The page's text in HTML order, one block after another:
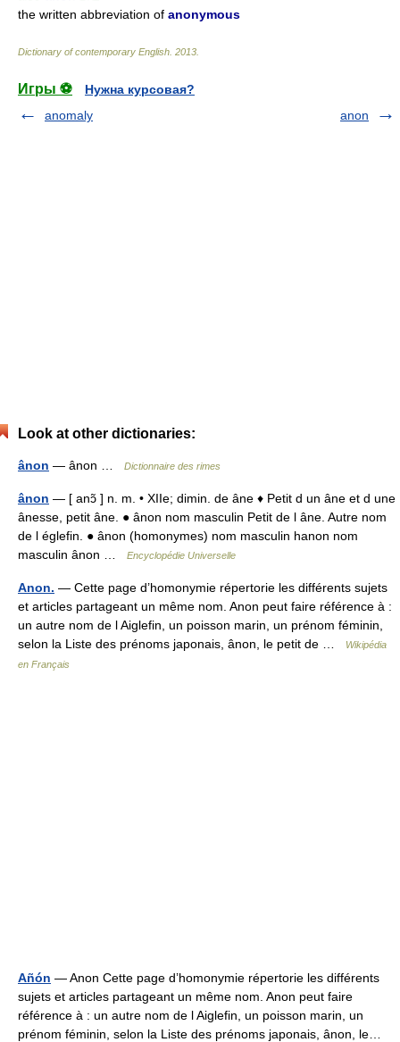
the written abbreviation of anonymous
Dictionary of contemporary English 2013
Игры ⚽
Нужна курсовая?
anomaly
anon
Look at other dictionaries:
ânon — ânon … Dictionnaire des rimes
ânon — [ anɔ̃ ] n. m. • XIIe; dimin. de âne ♦ Petit d un âne et d une
ânesse, petit âne. ● ânon nom masculin Petit de l âne. Autre nom
de l églefin. ● ânon (homonymes) nom masculin hanon nom
masculin ânon …
Encyclopédie Universelle
Anon. — Cette page d’homonymie répertorie les différents sujets
et articles partageant un même nom. Anon peut faire référence à :
un autre nom de l Aiglefin, un poisson marin, un prénom féminin,
selon la Liste des prénoms japonais, ânon, le petit de …
Wikipédia
en Français
Añón — Anon Cette page d’homonymie répertorie les différents
sujets et articles partageant un même nom. Anon peut faire
référence à : un autre nom de l Aiglefin, un poisson marin, un
prénom féminin, selon la Liste des prénoms japonais, ânon, le…